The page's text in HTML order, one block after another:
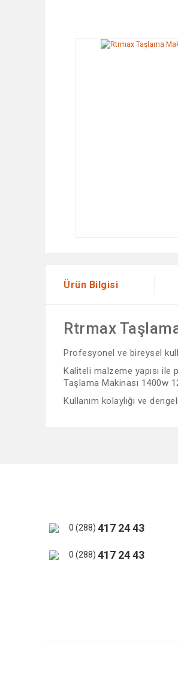
Ürün Bilgisi
Rtrmax
Profesyonel ve bireysel
Kaliteli malzeme yapısı ile
Taşlama Makinası 1400w
Kullanım kolaylığı ve
Bu ürüne benzer farklı
0 (288) 417 24 43
0 (288) 417 24 43